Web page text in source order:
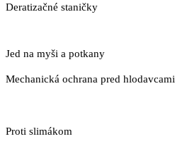
Deratizačné staničky
Jed na myši a potkany
Mechanická ochrana pred hlodavcami
Proti slimákom